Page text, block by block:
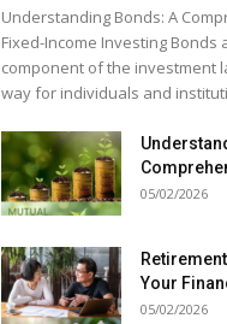
Understanding Bonds: A
Fixed-Income Investing
component of the investment
way for individuals and
05/02/2026
Your
05/02/2026